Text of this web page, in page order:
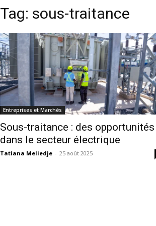
Tag: sous-traitance
Entreprises et Marchés
Sous-traitance : des opportunités
dans le secteur électrique
Tatiana Meliedje - 25 août 2025